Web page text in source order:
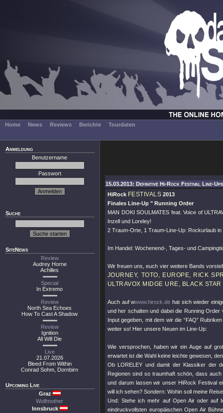
Home News Reviews Berichte Tourdaten
Anmeldung
Benutzername
Passwort
Suche
SiteNews
Review
Audrey Horne
Achilles
Special
In Extremo
Review
North Sea Echoes
How To Cast A Shadow
Review
Ignition
All Will Die
Live
21.07.2026
Bleed From Within
Conrad Sohm, Dornbirn
Upcoming Live
Graz
Wolfmother
Innsbruck
15.03.2013: Definitive Hi-Rock Festival Line-
HiRock FESTIVALS 2013
Finales Line-Up " Running Order
MAN DOKI SOULMATES feat. Voice of
Inzell und Loreley!
2 Traum-Orte, 1 Traum-Line-Up: Rockurlaub in
Im Handel: Wochenend-, Tages- und
Wir freuen uns, euch vier weitere Bands
JOURNEY, TOTO, EUROPE, RICK
ULTRAVOX MIDGE URE, BLACK
Auch auf wwww.hirock.de hat sich wieder
und her schalten und dabei die Running
Input gegeben, mit dem wir die “FAQ”
weiter so! Hier unsere Neuen im Line-Up:
Wie versprochen, haben wir ein Auge auf
erwartet ist die Wahl keine leichte gewesen,
Ob LORELEY und damit der Klassiker der
Regionen sind so traumhaft schön, dass
und darum lassen wir unser HiRock Festival
will ich sehen? Sondern: Wohin soll meine
Und: Stehe ich mehr auf Open Air oder auf
eindruckvollsten europäischen Open Air